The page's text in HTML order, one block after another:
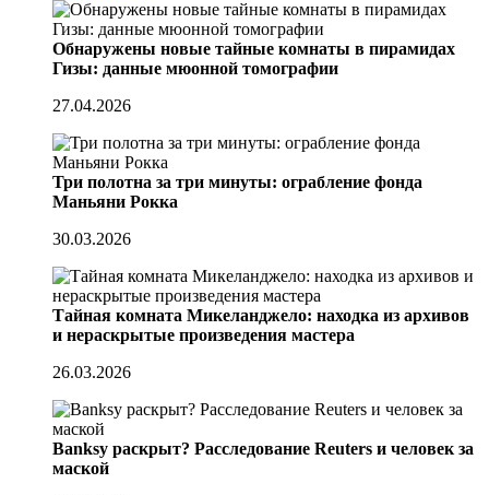
Обнаружены новые тайные комнаты в пирамидах
Гизы: данные мюонной томографии
27.04.2026
Три полотна за три минуты: ограбление фонда
Маньяни Рокка
30.03.2026
Тайная комната Микеланджело: находка из архивов
и нераскрытые произведения мастера
26.03.2026
Banksy раскрыт? Расследование Reuters и человек за
маской